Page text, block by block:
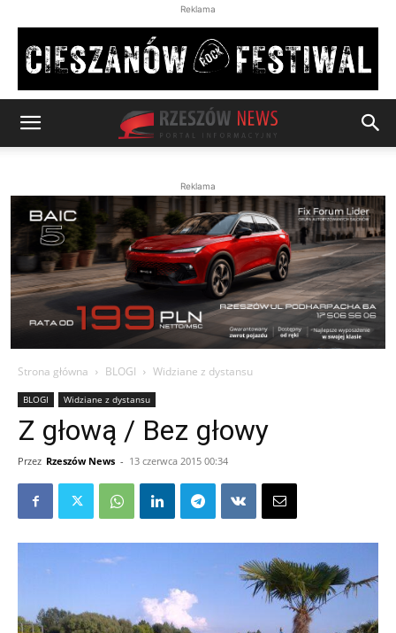
Reklama
Reklama
Strona główna BLOGI Widziane z dystansu
BLOGI Widziane z dystansu
Z głową / Bez głowy
Przez Rzeszów News - 13 czerwca 2015 00:34